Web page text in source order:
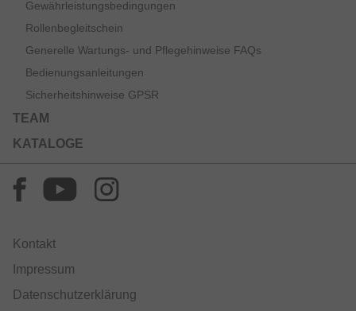
Gewährleistungsbedingungen
Rollenbegleitschein
Generelle Wartungs- und Pflegehinweise FAQs
Bedienungsanleitungen
Sicherheitshinweise GPSR
TEAM
KATALOGE
Kontakt
Impressum
Datenschutzerklärung